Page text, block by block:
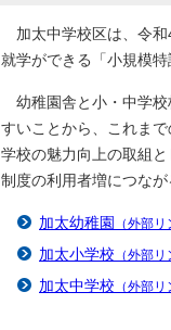
加太中学校区は、令和
就学ができる「小規模特
幼稚園舎と小・中学校
すいことから、これま
学校の魅力向上の取組
制度の利用者増につなが
加太幼稚園 （外部リ
加太小学校 （外部リ
加太中学校 （外部リ